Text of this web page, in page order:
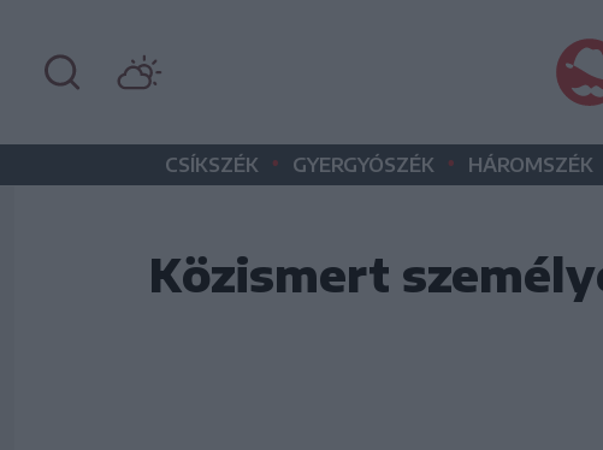
CSÍKSZÉK • GYERGYÓSZÉK • HÁROMSZÉK
Közismert